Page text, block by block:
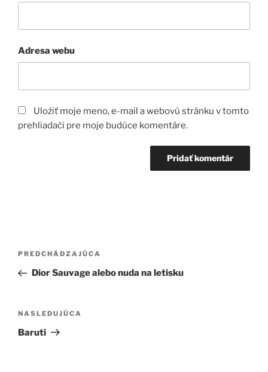
Adresa webu
Uložiť moje meno, e-mail a webovú stránku v tomto
prehliadači pre moje budúce komentáre.
v
i
á
PREDCHÁDZAJÚCA
Dior Sauvage alebo nuda na letisku
NASLEDUJÚCA
Baruti